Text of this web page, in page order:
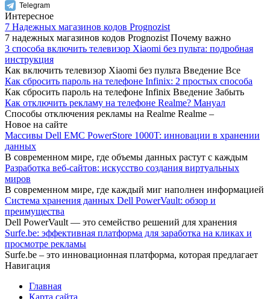
Telegram
Интересное
7 Надежных магазинов кодов Prognozist
7 надежных магазинов кодов Prognozist Почему важно
3 способа включить телевизор Xiaomi без пульта: подробная
инструкция
Как включить телевизор Xiaomi без пульта Введение Все
Как сбросить пароль на телефоне Infinix: 2 простых способа
Как сбросить пароль на телефоне Infinix Введение Забыть
Как отключить рекламу на телефоне Realme? Мануал
Способы отключения рекламы на Realme Realme –
Новое на сайте
Массивы Dell EMC PowerStore 1000T: инновации в хранении
данных
В современном мире, где объемы данных растут с каждым
Разработка веб-сайтов: искусство создания виртуальных
миров
В современном мире, где каждый миг наполнен информацией
Система хранения данных Dell PowerVault: обзор и
преимущества
Dell PowerVault — это семейство решений для хранения
Surfe.be: эффективная платформа для заработка на кликах и
просмотре рекламы
Surfe.be – это инновационная платформа, которая предлагает
Навигация
Главная
Карта сайта